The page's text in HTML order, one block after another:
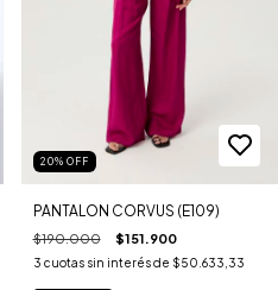
20% OFF
PANTALON CORVUS (E109)
$190.000 $151.900
3 cuotas sin interés de $50.633,33